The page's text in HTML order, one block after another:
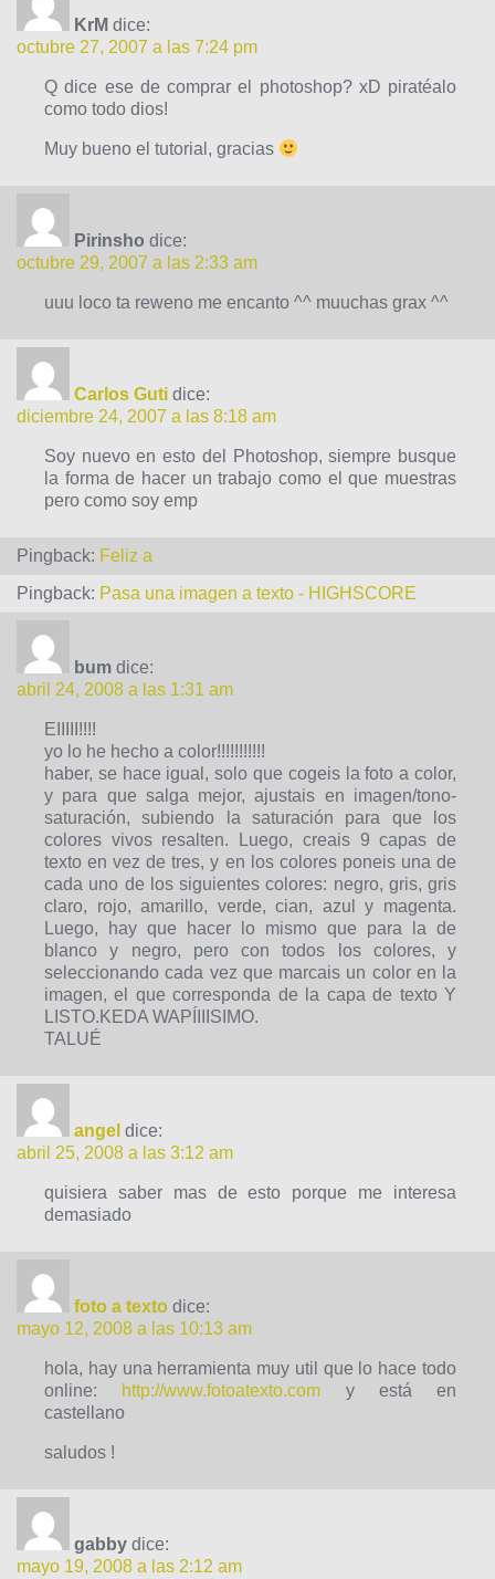
KrM dice:
octubre 27, 2007 a las 7:24 pm
Q dice ese de comprar el photoshop? xD piratéalo
como todo dios!
Muy bueno el tutorial, gracias
Pirinsho dice:
octubre 29, 2007 a las 2:33 am
uuu loco ta reweno me encanto ^^ muuchas grax ^^
Carlos Guti dice:
diciembre 24, 2007 a las 8:18 am
Soy nuevo en esto del Photoshop, siempre busque
la forma de hacer un trabajo como el que muestras
pero como soy emp
Pingback: Feliz a
Pingback: Pasa una imagen a texto - HIGHSCORE
bum dice:
abril 24, 2008 a las 1:31 am
EIIIII!!!!
yo lo he hecho a color!!!!!!!!!!!
haber, se hace igual, solo que cogeis la foto a color,
y para que salga mejor, ajustais en imagen/tono-
saturación, subiendo la saturación para que los
colores vivos resalten. Luego, creais 9 capas de
texto en vez de tres, y en los colores poneis una de
cada uno de los siguientes colores: negro, gris, gris
claro, rojo, amarillo, verde, cian, azul y magenta.
Luego, hay que hacer lo mismo que para la de
blanco y negro, pero con todos los colores, y
seleccionando cada vez que marcais un color en la
imagen, el que corresponda de la capa de texto Y
LISTO.KEDA WAPÍIIISIMO.
TALUÉ
angel dice:
abril 25, 2008 a las 3:12 am
quisiera saber mas de esto porque me interesa
demasiado
foto a texto dice:
mayo 12, 2008 a las 10:13 am
hola, hay una herramienta muy util que lo hace todo
online:
http://www.fotoatexto.com y está en
castellano
saludos !
gabby dice:
mayo 19, 2008 a las 2:12 am